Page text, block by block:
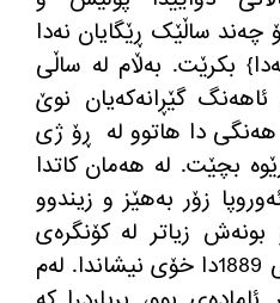
چەند ساڵێک ڕێگایان نەدا
} بکرێت. بەڵام لە ساڵی
ئاهەنگ گێڕانەکەیان نوێ
داهاتوو لە ڕۆژی
بچێت. لە هەمان کاتدا
زۆر بەهێز و زیندوو
زیاتر لە کۆنگرەی
دا خۆی نیشاندا. لەم